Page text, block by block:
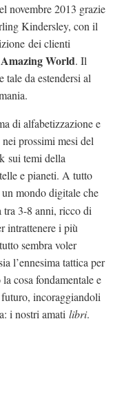
novembre 2013 grazie
Kindersley, con il
dei clienti
Amazing World. Il
tale da estendersi al
di alfabetizzazione e
prossimi mesi del
sui temi della
e pianeti. A tutto
mondo digitale che
tra 3-8 anni, ricco di
intrattenere i più
sembra voler
l’ennesima tattica per
cosa fondamentale e
incoraggiandoli
i nostri amati libri.